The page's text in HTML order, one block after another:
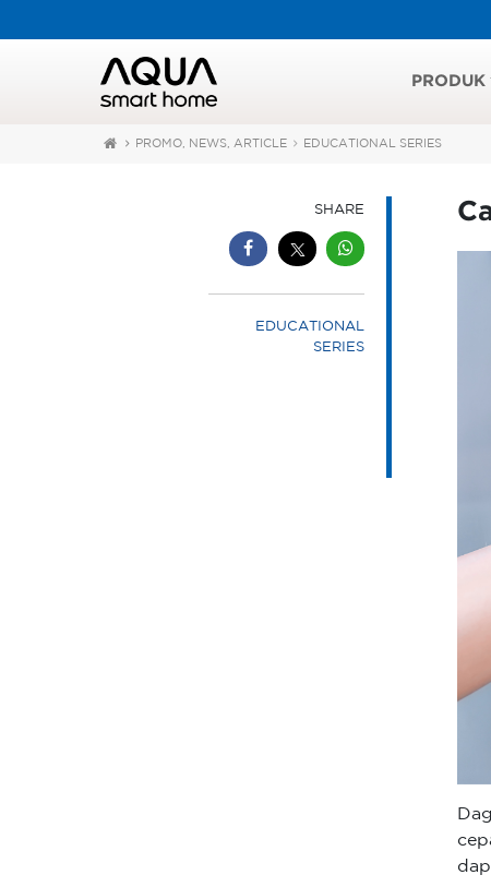
PRODUK
PROMO, NEWS, ARTICLE EDUCATIONAL SERIES
SHARE
EDUCATIONAL
SERIES